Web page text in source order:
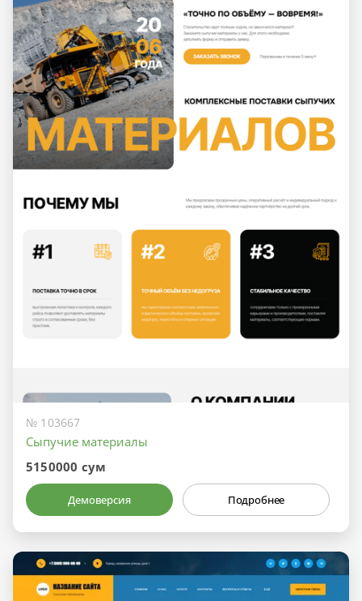
№ 103667
Сыпучие материалы
5150000 сум
Демоверсия Подробнее